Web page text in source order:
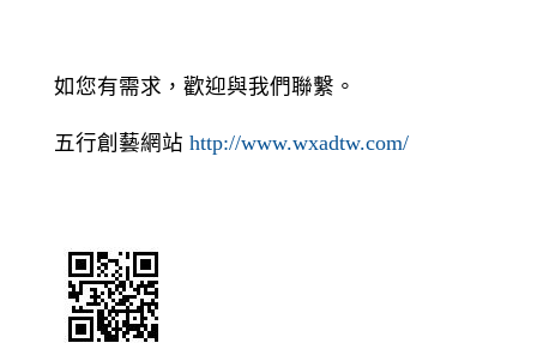
如您有需求，歡迎與我們聯繫。
五行創藝網站 http://www.wxadtw.com/